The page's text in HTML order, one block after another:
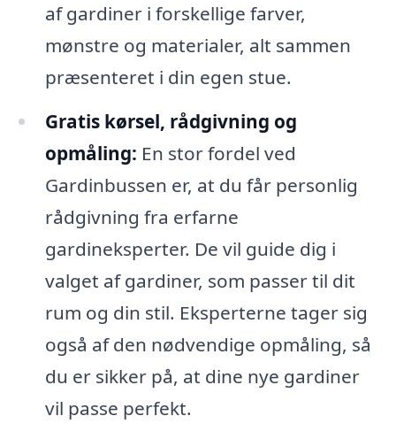
af gardiner i forskellige farver,
mønstre og materialer, alt sammen
præsenteret i din egen stue.
Gratis kørsel, rådgivning og
opmåling: En stor fordel ved
Gardinbussen er, at du får personlig
rådgivning fra erfarne
gardineksperter. De vil guide dig i
valget af gardiner, som passer til dit
rum og din stil. Eksperterne tager sig
også af den nødvendige opmåling, så
du er sikker på, at dine nye gardiner
vil passe perfekt.